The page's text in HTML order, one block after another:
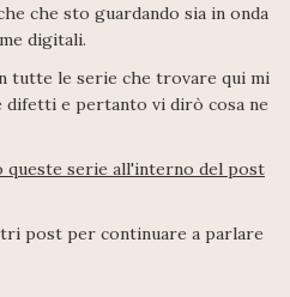
che sto guardando sia in onda
digitali.
tutte le serie che trovare qui mi
difetti e pertanto vi dirò cosa ne
queste serie all'interno del post
post per continuare a parlare